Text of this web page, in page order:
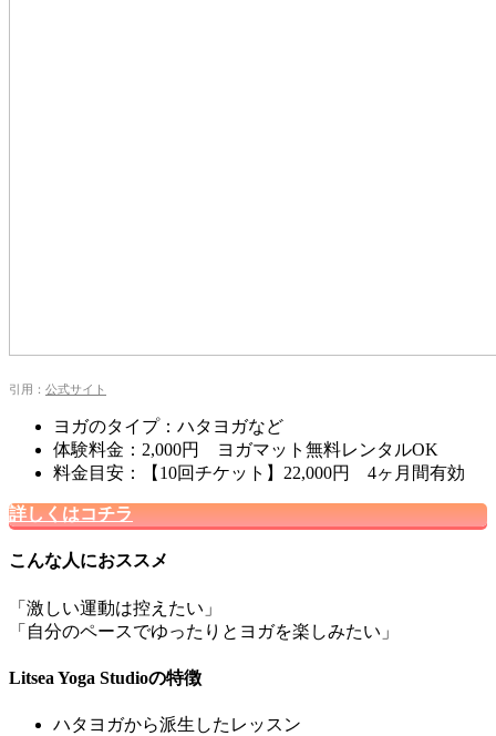
引用： 公式サイト
ヨガのタイプ：ハタヨガなど
体験料金：2,000円 ヨガマット無料レンタルOK
料金目安：【10回チケット】22,000円 4ヶ月間有効
詳しくはコチラ
こんな人におススメ
「激しい運動は控えたい」
「自分のペースでゆったりとヨガを楽しみたい」
Litsea Yoga Studioの特徴
ハタヨガから派生したレッスン